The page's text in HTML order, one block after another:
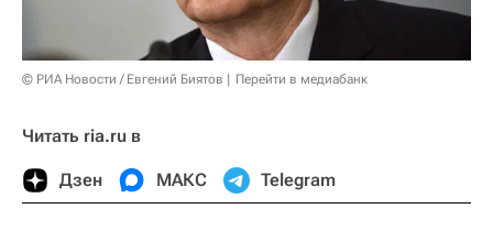
© РИА Новости / Евгений Биятов Перейти в медиабанк
Читать ria.ru в
Дзен МАКС Telegram